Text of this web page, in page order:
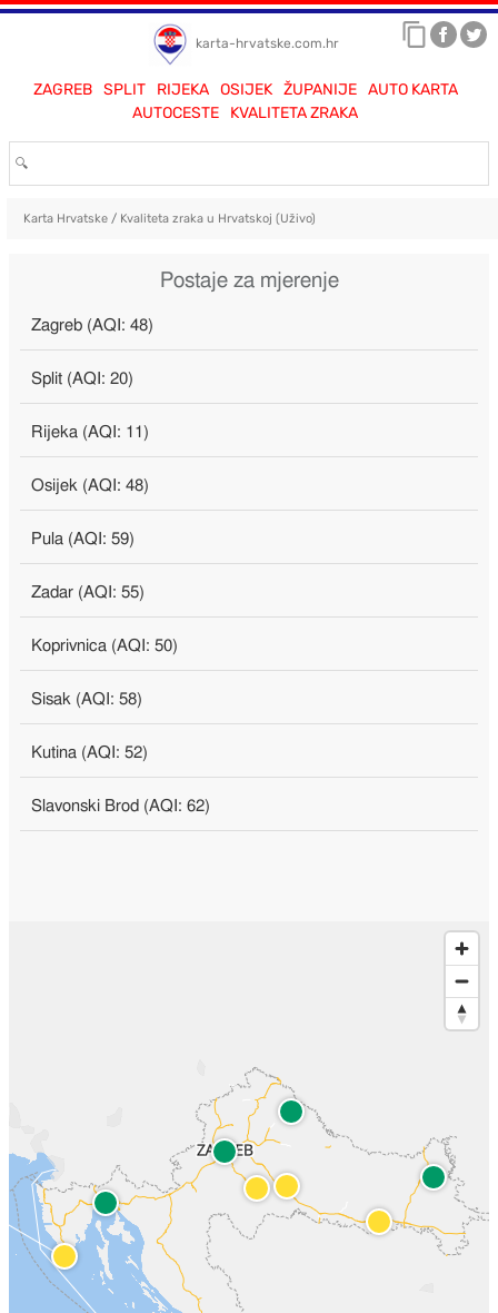
karta-hrvatske.com.hr
ZAGREB SPLIT RIJEKA OSIJEK ŽUPANIJE
AUTO KARTA
AUTOCESTE
KVALITETA ZRAKA
Karta Hrvatske/ Kvaliteta zraka u Hrvatskoj (Uživo)
Postaje za mjerenje
Zagreb (AQI: 48)
Split (AQI: 20)
Rijeka (AQI: 11)
Osijek (AQI: 48)
Pula (AQI: 59)
Zadar (AQI: 55)
Koprivnica (AQI: 50)
Sisak (AQI: 58)
Kutina (AQI: 52)
Slavonski Brod (AQI: 62)